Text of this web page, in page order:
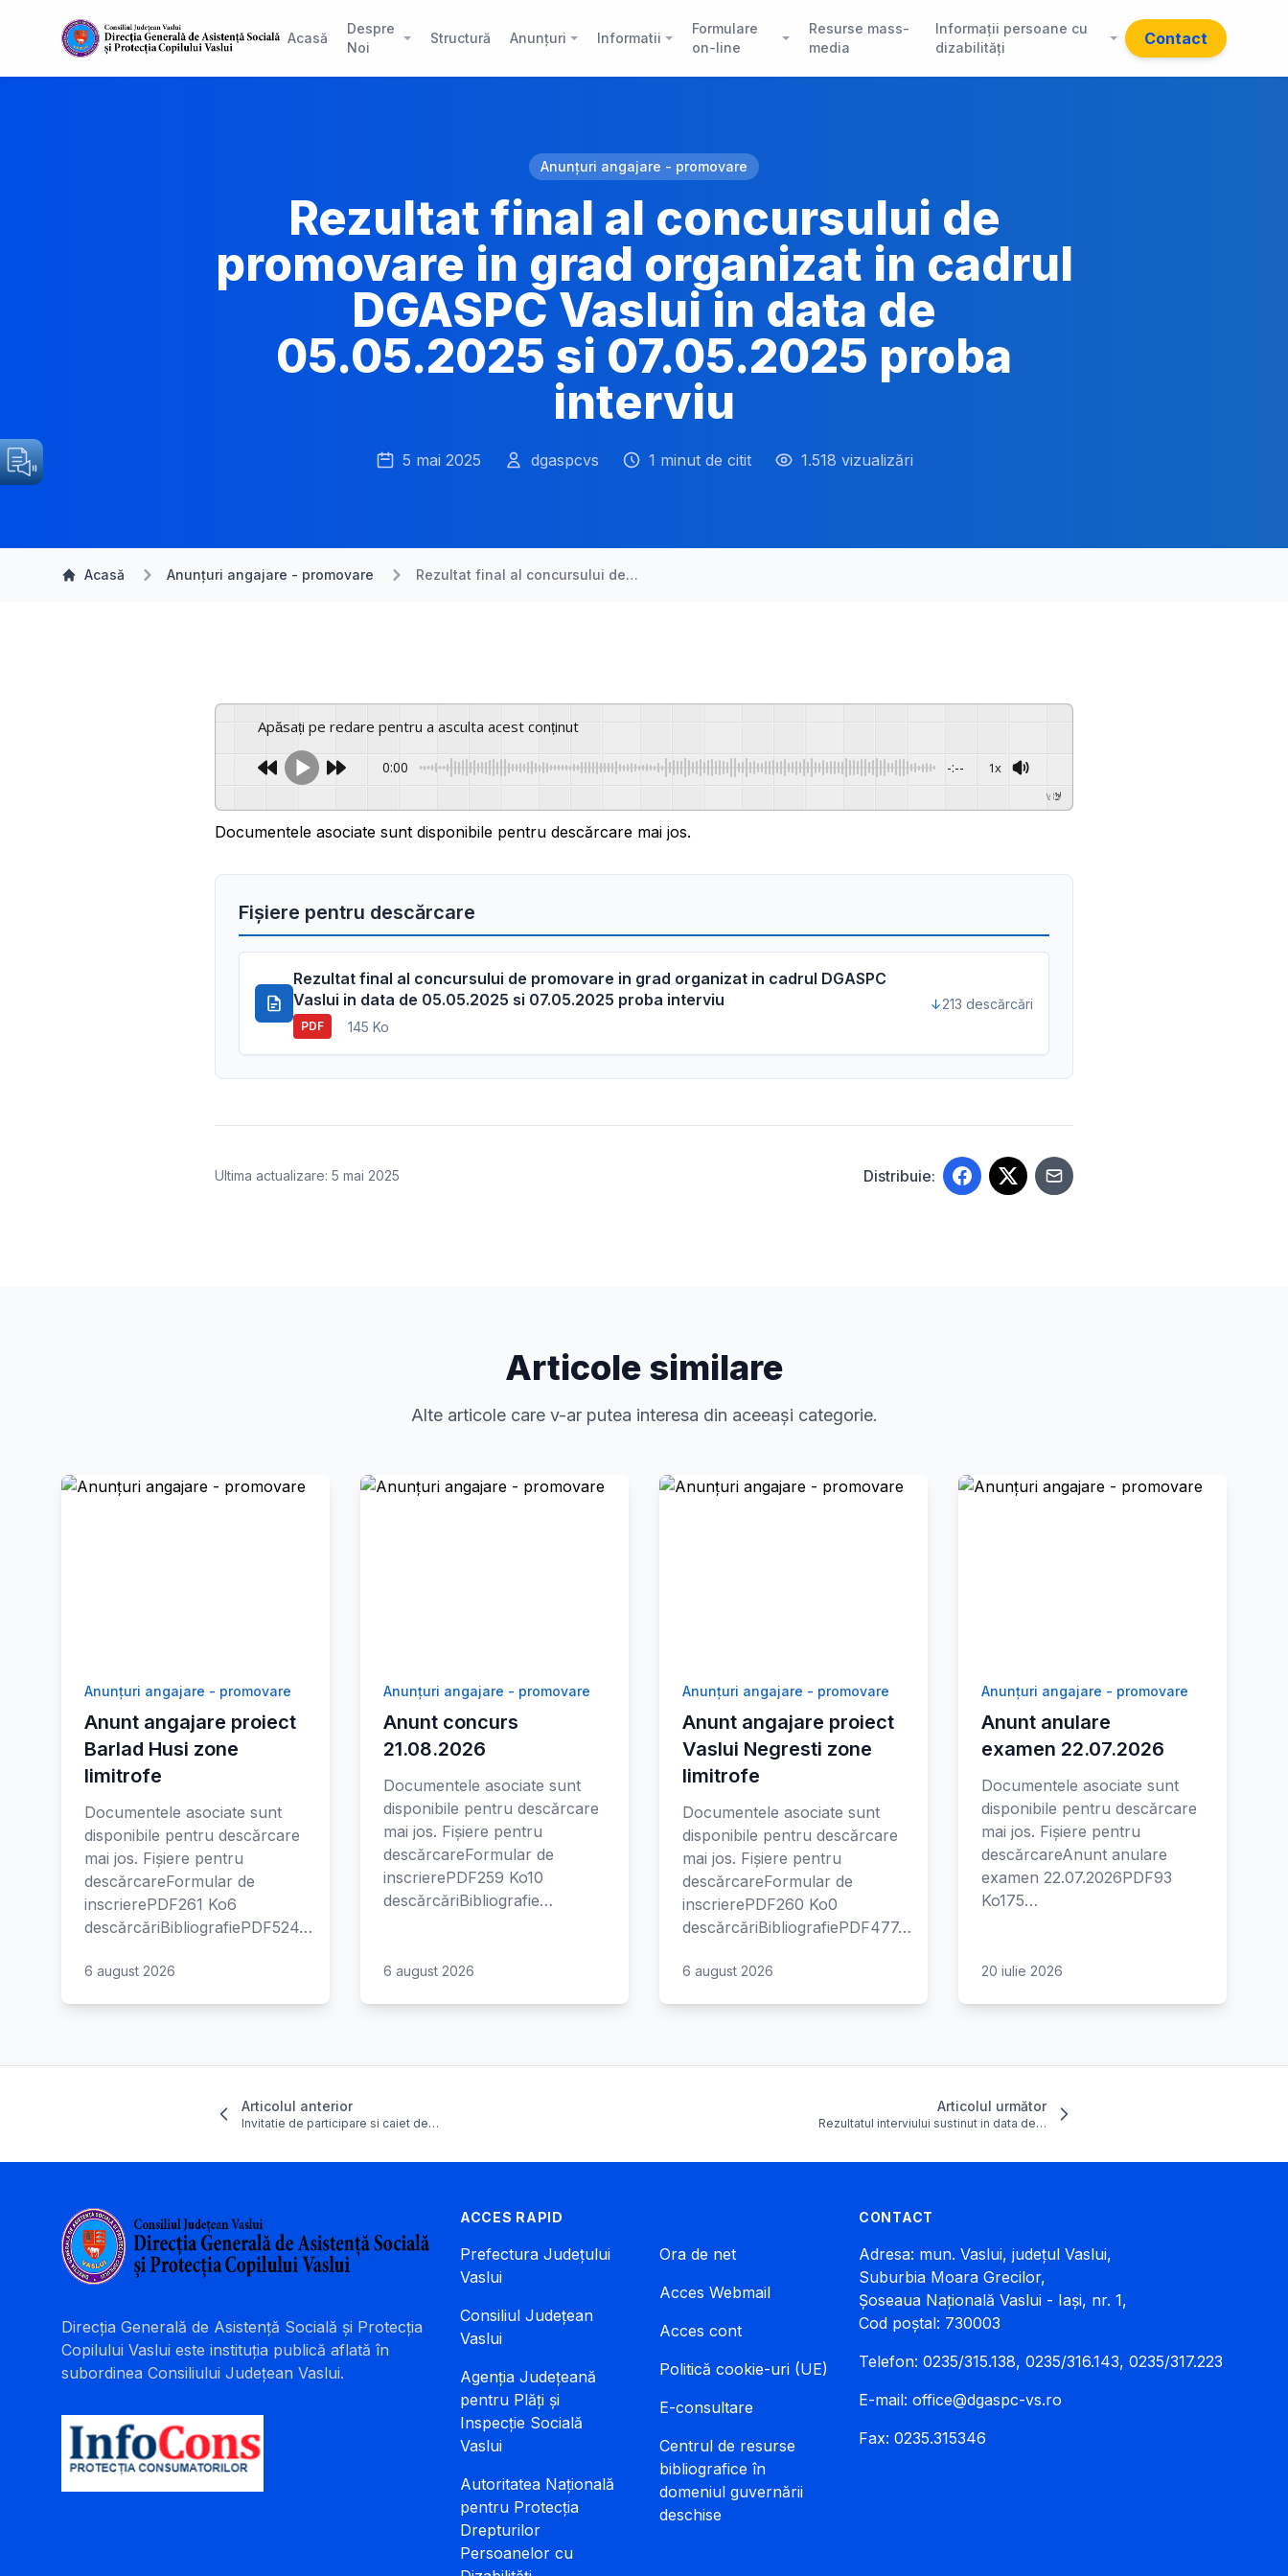
Acasă
Despre
Noi
Structură Anunțuri Informatii
Formulare
on-line
Resurse mass-
media
Informații persoane cu
dizabilități
Contact
Anunțuri angajare - promovare
Rezultat final al concursului de
promovare in grad organizat in cadrul
DGASPC Vaslui in data de
05.05.2025 si 07.05.2025 proba
interviu
5 mai 2025 dgaspcvs 1 minut de citit 1.518 vizualizări
Acasă Anunțuri angajare - promovare Rezultat final al concursului de…
Apăsați pe redare pentru a asculta acest conținut
0:00 -:-- 1x
GSpeech
Documentele asociate sunt disponibile pentru descărcare mai jos.
Fișiere pentru descărcare
Rezultat final al concursului de promovare in grad organizat in cadrul DGASPC
Vaslui in data de 05.05.2025 si 07.05.2025 proba interviu
PDF 145 Ko
213 descărcări
Ultima actualizare: 5 mai 2025 Distribuie:
Articole similare
Alte articole care v-ar putea interesa din aceeași categorie.
Anunțuri angajare - promovare
Anunt angajare proiect
Barlad Husi zone
limitrofe
Documentele asociate sunt
disponibile pentru descărcare
mai jos. Fișiere pentru
descărcareFormular de
inscrierePDF261 Ko6
descărcăriBibliografiePDF524…
6 august 2026
Anunțuri angajare - promovare
Anunt concurs
21.08.2026
Documentele asociate sunt
disponibile pentru descărcare
mai jos. Fișiere pentru
descărcareFormular de
inscrierePDF259 Ko10
descărcăriBibliografie…
6 august 2026
Anunțuri angajare - promovare
Anunt angajare proiect
Vaslui Negresti zone
limitrofe
Documentele asociate sunt
disponibile pentru descărcare
mai jos. Fișiere pentru
descărcareFormular de
inscrierePDF260 Ko0
descărcăriBibliografiePDF477…
6 august 2026
Anunțuri angajare - promovare
Anunt anulare
examen 22.07.2026
Documentele asociate sunt
disponibile pentru descărcare
mai jos. Fișiere pentru
descărcareAnunt anulare
examen 22.07.2026PDF93
Ko175…
20 iulie 2026
Articolul anterior
Invitatie de participare si caiet de…
Articolul următor
Rezultatul interviului sustinut in data de…
Direcția Generală de Asistență Socială și Protecția
Copilului Vaslui este instituția publică aflată în
subordinea Consiliului Județean Vaslui.
ACCES RAPID
Prefectura Județului
Vaslui
Consiliul Județean
Vaslui
Agenția Județeană
pentru Plăți și
Inspecție Socială
Vaslui
Autoritatea Națională
pentru Protecția
Drepturilor
Persoanelor cu
Ora de net
Acces Webmail
Acces cont
Politică cookie-uri (UE)
E-consultare
Centrul de resurse
bibliografice în
domeniul guvernării
deschise
CONTACT
Adresa: mun. Vaslui, județul Vaslui,
Suburbia Moara Grecilor,
Șoseaua Națională Vaslui - Iași, nr. 1,
Cod poștal: 730003
Telefon: 0235/315.138, 0235/316.143, 0235/317.223
E-mail: office@dgaspc-vs.ro
Fax: 0235.315346